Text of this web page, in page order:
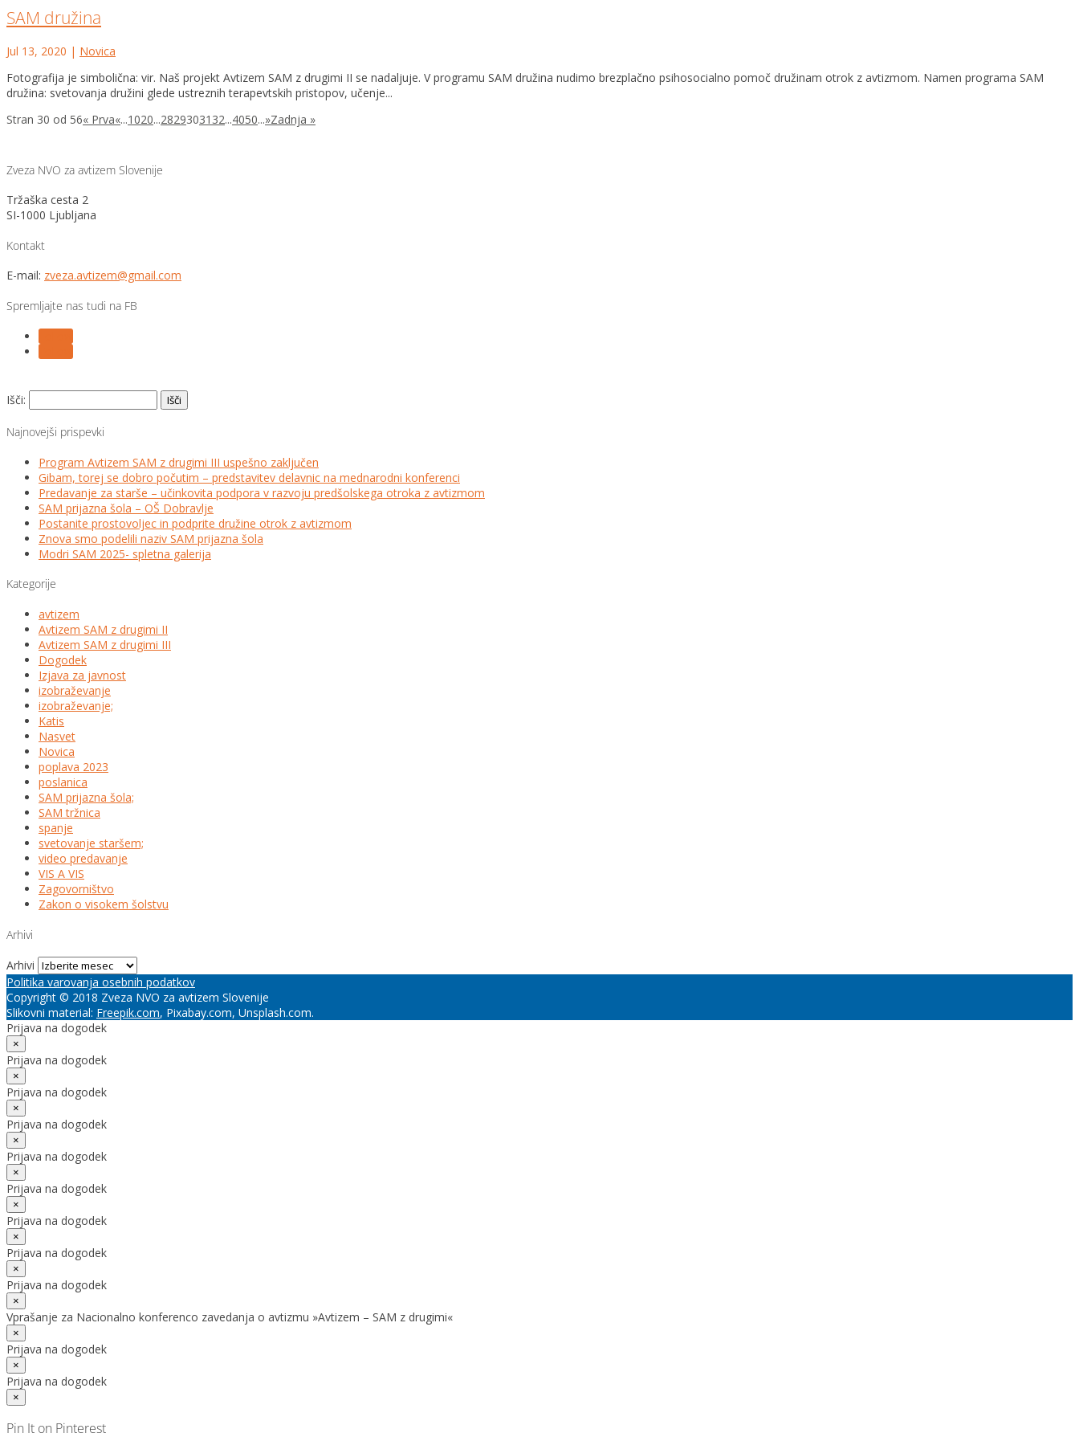
SAM družina
Jul 13, 2020 | Novica
Fotografija je simbolična: vir. Naš projekt Avtizem SAM z drugimi II se nadaljuje. V programu SAM družina nudimo brezplačno psihosocialno pomoč družinam otrok z avtizmom. Namen programa SAM
družina: svetovanja družini glede ustreznih terapevtskih pristopov, učenje...
Stran 30 od 56« Prva«...1020...28293031 32...4050...»Zadnja »
Zveza NVO za avtizem Slovenije
Tržaška cesta 2
SI-1000 Ljubljana
Kontakt
E-mail: zveza.avtizem@gmail.com
Spremljajte nas tudi na FB
Išči:
Najnovejši prispevki
Program Avtizem SAM z drugimi III uspešno zaključen
Gibam, torej se dobro počutim – predstavitev delavnic na mednarodni konferenci
Predavanje za starše – učinkovita podpora v razvoju predšolskega otroka z avtizmom
SAM prijazna šola – OŠ Dobravlje
Postanite prostovoljec in podprite družine otrok z avtizmom
Znova smo podelili naziv SAM prijazna šola
Modri SAM 2025- spletna galerija
Kategorije
avtizem
Avtizem SAM z drugimi II
Avtizem SAM z drugimi III
Dogodek
Izjava za javnost
izobraževanje
izobraževanje;
Katis
Nasvet
Novica
poplava 2023
poslanica
SAM prijazna šola;
SAM tržnica
spanje
svetovanje staršem;
video predavanje
VIS A VIS
Zagovorništvo
Zakon o visokem šolstvu
Arhivi
Arhivi
Politika varovanja osebnih podatkov
Copyright © 2018 Zveza NVO za avtizem Slovenije
Slikovni material: Freepik.com, Pixabay.com, Unsplash.com.
Prijava na dogodek
×
Prijava na dogodek
×
Prijava na dogodek
×
Prijava na dogodek
×
Prijava na dogodek
×
Prijava na dogodek
×
Prijava na dogodek
×
Prijava na dogodek
×
Prijava na dogodek
×
Vprašanje za Nacionalno konferenco zavedanja o avtizmu »Avtizem – SAM z drugimi«
×
Prijava na dogodek
×
Prijava na dogodek
×
Pin It on Pinterest